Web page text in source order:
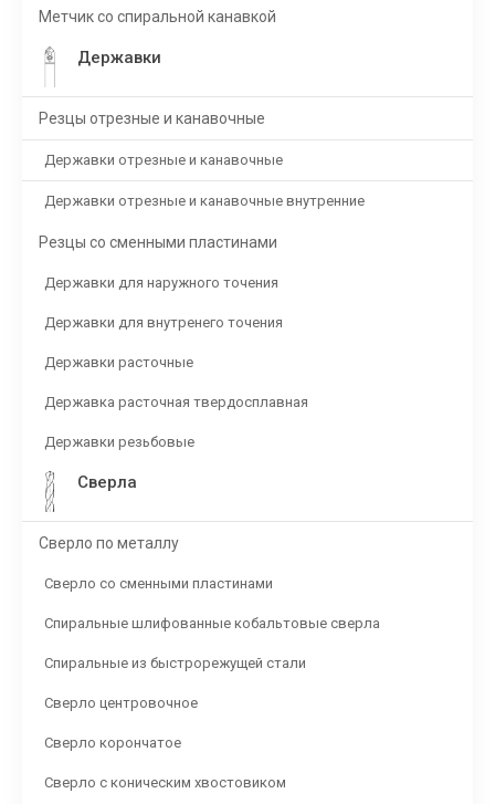
Метчик со спиральной канавкой
Державки
Резцы отрезные и канавочные
Державки отрезные и канавочные
Державки отрезные и канавочные внутренние
Резцы со сменными пластинами
Державки для наружного точения
Державки для внутренего точения
Державки расточные
Державка расточная твердосплавная
Державки резьбовые
Сверла
Сверло по металлу
Сверло со сменными пластинами
Спиральные шлифованные кобальтовые сверла
Спиральные из быстрорежущей стали
Сверло центровочное
Сверло корончатое
Сверло с коническим хвостовиком